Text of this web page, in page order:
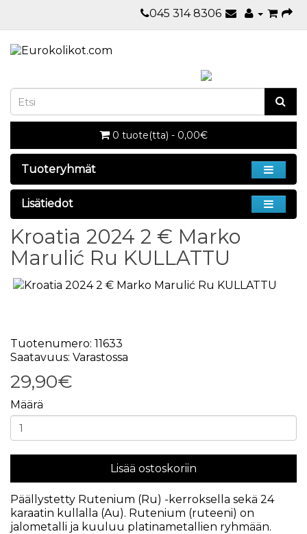
045 314 8306
0 tuote(tta) - 0,00€
Tuoteryhmät
Lisätiedot
Kroatia 2024 2 € Marko
Marulić Ru KULLATTU
Tuotenumero: 11633
Saatavuus: Varastossa
29,90€
Määrä
Lisää ostoskoriin
Päällystetty Rutenium (Ru) -kerroksella sekä 24
karaatin kullalla (Au). Rutenium (ruteeni) on
jalometalli ja kuuluu platinametallien ryhmään.